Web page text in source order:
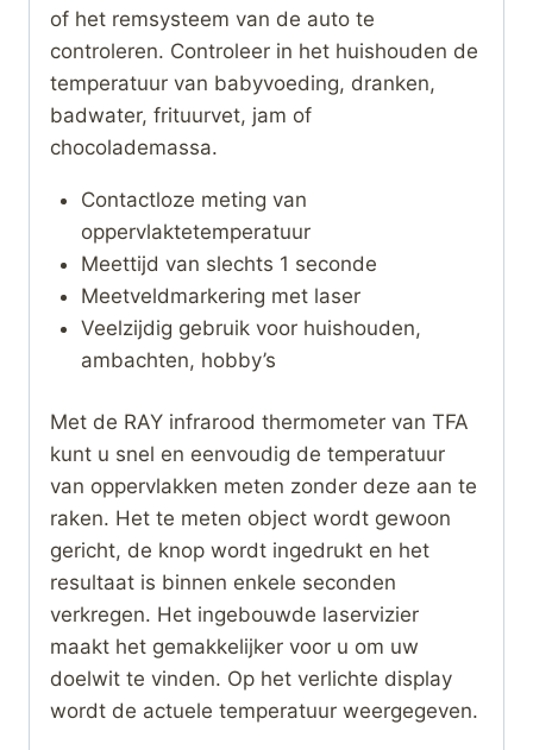
of het remsysteem van de auto te
controleren. Controleer in het huishouden de
temperatuur van babyvoeding, dranken,
badwater, frituurvet, jam of
chocolademassa.
Contactloze meting van
oppervlaktetemperatuur
Meettijd van slechts 1 seconde
Meetveldmarkering met laser
Veelzijdig gebruik voor huishouden,
ambachten, hobby’s
Met de RAY infrarood thermometer van TFA
kunt u snel en eenvoudig de temperatuur
van oppervlakken meten zonder deze aan te
raken. Het te meten object wordt gewoon
gericht, de knop wordt ingedrukt en het
resultaat is binnen enkele seconden
verkregen. Het ingebouwde laservizier
maakt het gemakkelijker voor u om uw
doelwit te vinden. Op het verlichte display
wordt de actuele temperatuur weergegeven.